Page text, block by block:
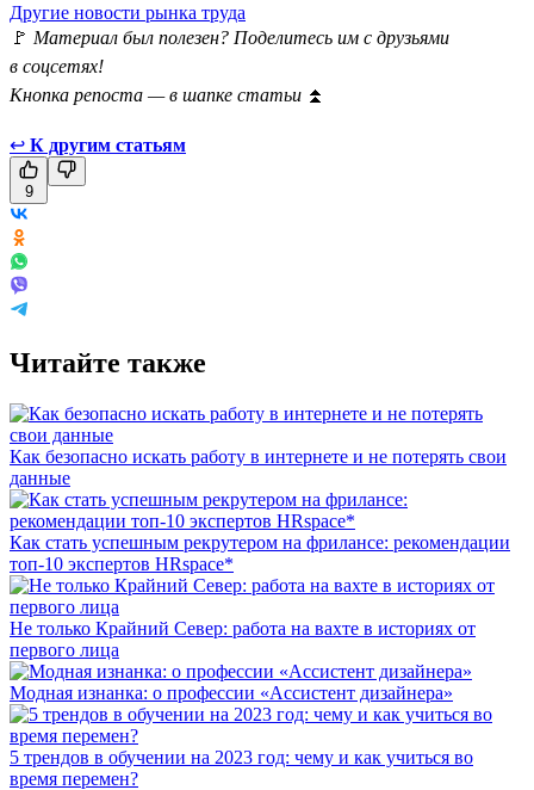
Другие новости рынка труда
🚩 Материал был полезен? Поделитесь им с друзьями
в соцсетях!
Кнопка репоста — в шапке статьи ⏫
↩ К другим статьям
9
Читайте также
Как безопасно искать работу в интернете и не потерять свои
данные
Как стать успешным рекрутером на фрилансе: рекомендации
топ-10 экспертов HRspace*
Не только Крайний Север: работа на вахте в историях от
первого лица
Модная изнанка: о профессии «Ассистент дизайнера»
5 трендов в обучении на 2023 год: чему и как учиться во
время перемен?